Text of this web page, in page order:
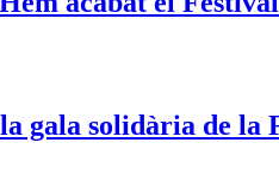
gala solidària de la